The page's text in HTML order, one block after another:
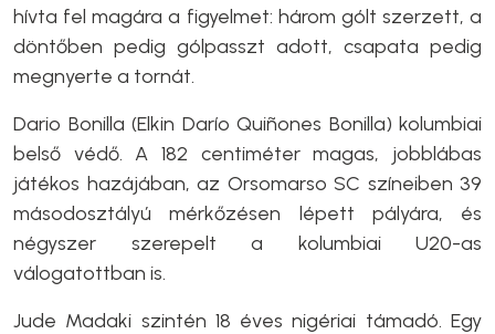
hívta fel magára a figyelmet: három gólt szerzett, a
döntőben pedig gólpasszt adott, csapata pedig
megnyerte a tornát.
Dario Bonilla (Elkin Darío Quiñones Bonilla) kolumbiai
belső védő. A 182 centiméter magas, jobblábas
játékos hazájában, az Orsomarso SC színeiben 39
másodosztályú mérkőzésen lépett pályára, és
négyszer szerepelt a kolumbiai U20-as
válogatottban is.
Jude Madaki szintén 18 éves nigériai támadó. Egy